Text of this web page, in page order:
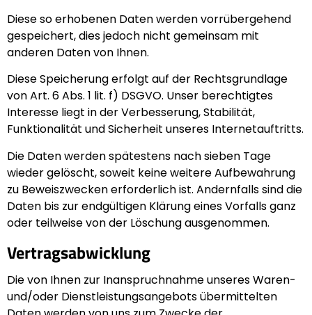
Diese so erhobenen Daten werden vorrübergehend
gespeichert, dies jedoch nicht gemeinsam mit
anderen Daten von Ihnen.
Diese Speicherung erfolgt auf der Rechtsgrundlage
von Art. 6 Abs. 1 lit. f) DSGVO. Unser berechtigtes
Interesse liegt in der Verbesserung, Stabilität,
Funktionalität und Sicherheit unseres Internetauftritts.
Die Daten werden spätestens nach sieben Tage
wieder gelöscht, soweit keine weitere Aufbewahrung
zu Beweiszwecken erforderlich ist. Andernfalls sind die
Daten bis zur endgültigen Klärung eines Vorfalls ganz
oder teilweise von der Löschung ausgenommen.
Vertragsabwicklung
Die von Ihnen zur Inanspruchnahme unseres Waren-
und/oder Dienstleistungsangebots übermittelten